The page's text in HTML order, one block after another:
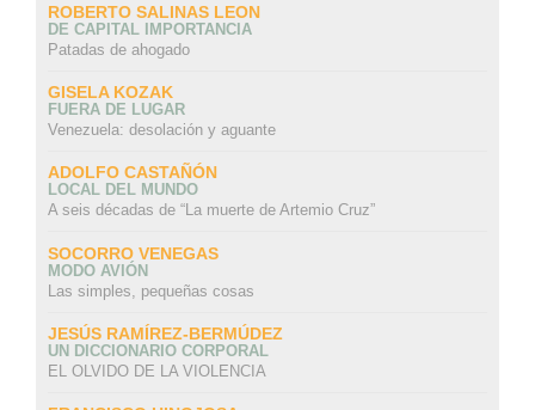
ROBERTO SALINAS LEON
DE CAPITAL IMPORTANCIA
Patadas de ahogado
GISELA KOZAK
FUERA DE LUGAR
Venezuela: desolación y aguante
ADOLFO CASTAÑÓN
LOCAL DEL MUNDO
A seis décadas de “La muerte de Artemio Cruz”
SOCORRO VENEGAS
MODO AVIÓN
Las simples, pequeñas cosas
JESÚS RAMÍREZ-BERMÚDEZ
UN DICCIONARIO CORPORAL
EL OLVIDO DE LA VIOLENCIA